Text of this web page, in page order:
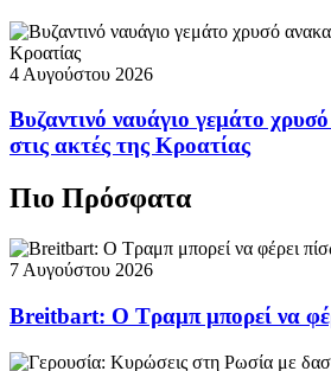
4 Αυγούστου 2026
Βυζαντινό ναυάγιο γεμάτο
στις ακτές της Κροατίας
Πιο Πρόσφατα
7 Αυγούστου 2026
Breitbart: Ο Τραμπ μπορεί να